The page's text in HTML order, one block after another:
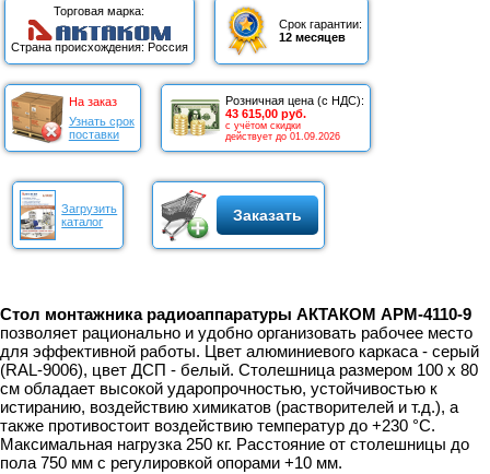
Торговая марка:
Страна происхождения: Россия
Срок гарантии:
12 месяцев
На заказ
Узнать срок
поставки
Розничная цена (с НДС):
43 615,00 руб.
с учётом скидки
действует до 01.09.2026
Загрузить
каталог
Заказать
Стол монтажника радиоаппаратуры АКТАКОМ АРМ-4110-9
позволяет рационально и удобно организовать рабочее место
для эффективной работы. Цвет алюминиевого каркаса - серый
(RAL-9006), цвет ДСП - белый. Столешница размером 100 x 80
см обладает высокой ударопрочностью, устойчивостью к
истиранию, воздействию химикатов (растворителей и т.д.), а
также противостоит воздействию температур до +230 °C.
Максимальная нагрузка 250 кг. Расстояние от столешницы до
пола 750 мм с регулировкой опорами +10 мм.